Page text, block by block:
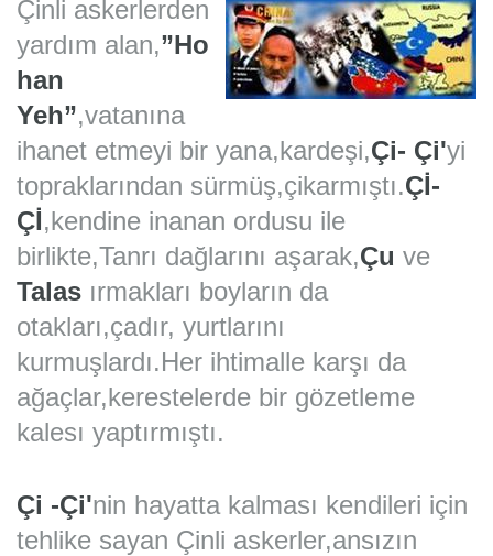
Çinli askerlerden
yardım alan,”Ho
han
Yeh”,vatanına
ihanet etmeyi bir yana,kardeşi,Çi- Çi'yi
topraklarından sürmüş,çikarmıştı.Çİ-
Çİ,kendine inanan ordusu ile
birlikte,Tanrı dağlarını aşarak,Çu ve
Talas ırmakları boyların da
otakları,çadır, yurtlarını
kurmuşlardı.Her ihtimalle karşı da
ağaçlar,kerestelerde bir gözetleme
kalesı yaptırmıştı.
Çi -Çi'nin hayatta kalması kendileri için
tehlike sayan Çinli askerler,ansızın